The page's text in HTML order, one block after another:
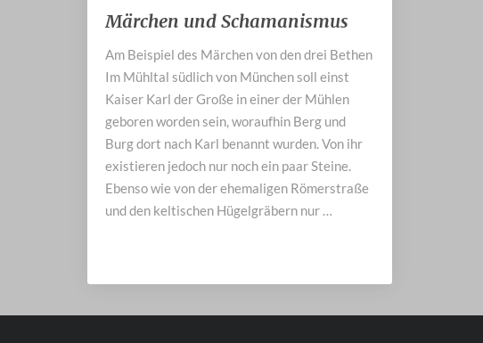
Märchen
und
Schamanismus
Märchen und Schamanismus
Am Beispiel des Märchen von den drei Bethen
Im Mühltal südlich von München soll einst
Kaiser Karl der Große in einer der Mühlen
geboren worden sein, woraufhin Berg und
Burg dort nach Karl benannt wurden. Von ihr
existieren jedoch nur noch ein paar Steine.
Ebenso wie von der ehemaligen Römerstraße
und den keltischen Hügelgräbern nur …